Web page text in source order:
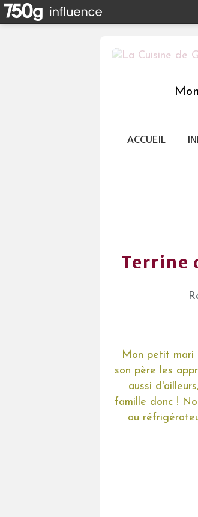
ACCUEIL
Terrine
Mon petit mari
son père les
aussi
famille donc !
au